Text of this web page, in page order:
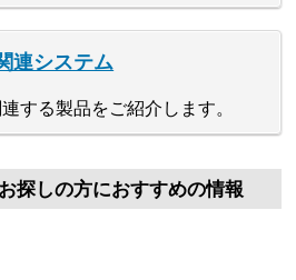
連システム
する製品をご紹介します。
探しの方におすすめの情報